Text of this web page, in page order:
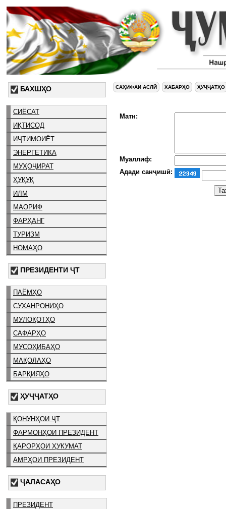
БАХШҲО
СИЁСАТ
ИҚТИСОД
ИҶТИМОИЁТ
ЭНЕРГЕТИКА
МУҲОҶИРАТ
ҲУҚУҚ
ИЛМ
МАОРИФ
ФАРҲАНГ
ТУРИЗМ
НОМАҲО
ПРЕЗИДЕНТИ ҶТ
ПАЁМҲО
СУХАНРОНИҲО
МУЛОҚОТҲО
САФАРҲО
МУСОҲИБАҲО
МАҚОЛАҲО
БАРҚИЯҲО
ҲУҶҶАТҲО
ҚОНУНҲОИ ҶТ
ФАРМОНҲОИ ПРЕЗИДЕНТ
ҚАРОРҲОИ ҲУКУМАТ
АМРҲОИ ПРЕЗИДЕНТ
ҶАЛАСАҲО
ПРЕЗИДЕНТ
САҲИФАИ АСЛӢ ХАБАРҲО ҲУҶҶАТҲО
Матн:
Муаллиф:
Адади санҷишӣ: